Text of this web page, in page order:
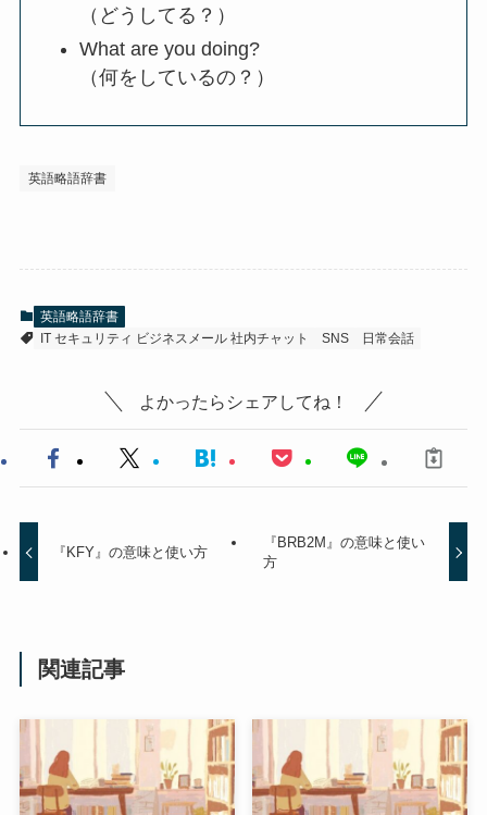
（どうしてる？）
What are you doing?
（何をしているの？）
英語略語辞書
英語略語辞書
IT セキュリティ ビジネスメール 社内チャット
SNS 日常会話
よかったらシェアしてね！
『KFY』の意味と使い方
『BRB2M』の意味と使い
方
関連記事